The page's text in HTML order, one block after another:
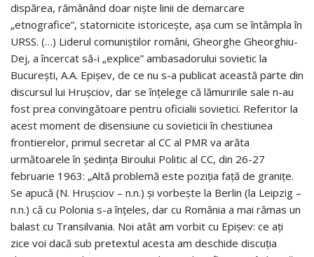
dispărea, rămânând doar nişte linii de demarcare
„etnografice”, statornicite istoriceşte, aşa cum se întâmpla în
URSS. (…) Liderul comuniştilor români, Gheorghe Gheorghiu-
Dej, a încercat să-i „explice” ambasadorului sovietic la
Bucureşti, A.A. Epişev, de ce nu s-a publicat această parte din
discursul lui Hruşciov, dar se înţelege că lămuririle sale n-au
fost prea convingătoare pentru oficialii sovietici. Referitor la
acest moment de disensiune cu sovieticii în chestiunea
frontierelor, primul secretar al CC al PMR va arăta
următoarele în şedinţa Biroului Politic al CC, din 26-27
februarie 1963: „Altă problemă este poziţia faţă de graniţe.
Se apucă (N. Hruşciov – n.n.) şi vorbeşte la Berlin (la Leipzig –
n.n.) că cu Polonia s-a înţeles, dar cu România a mai rămas un
balast cu Transilvania. Noi atât am vorbit cu Epişev: ce aţi
zice voi dacă sub pretextul acesta am deschide discuţia